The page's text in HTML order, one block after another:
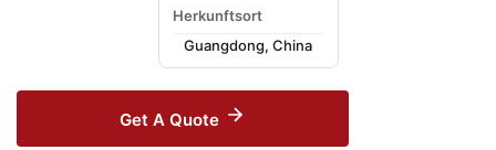
Herkunftsort
Guangdong, China
Get A Quote